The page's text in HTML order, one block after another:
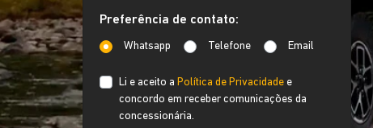
Preferência de contato:
Whatsapp Telefone Email
Li e aceito a Política de Privacidade e
concordo em receber comunicações da
concessionária.